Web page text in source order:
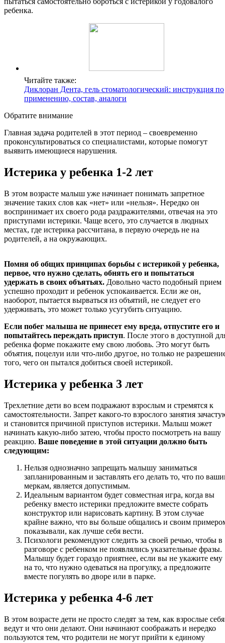
ребенка.
Читайте также:
Диклоран Дента, гель стоматологический: инструкция по
применению, состав, аналоги
Обратите внимание
Главная задача родителей в этот период – своевременно
проконсультироваться со специалистами, которые помогут
выявить имеющиеся нарушения.
Истерика у ребенка 1-2 лет
В этом возрасте малыш уже начинает понимать запретное
значение таких слов как «нет» или «нельзя». Нередко он
воспринимает их своего рода раздражителями, отвечая на это
приступами истерики. Чаще всего, это случается в людных
местах, где истерика рассчитана, в первую очередь не на
родителей, а на окружающих.
Помня об общих принципах борьбы с истерикой у ребенка,
первое, что нужно сделать, обнять его и попытаться
удержать в своих объятьях. Довольно часто подобный прием
успешно проходит и ребенок успокаивается. Если же он,
наоборот, пытается вырваться из объятий, не следует его
удерживать, это может только усугубить ситуацию.
Если побег малыша не принесет ему вреда, отпустите его и
попытайтесь переждать приступ. После этого в доступной
ребенка форме покажите ему свою любовь. Это могут быть
объятия, поцелуи или что-либо другое, но только не
того, чего он пытался добиться своей истерикой.
Истерика у ребенка 3 лет
Трехлетние дети во всем подражают взрослым и стремятся к
самостоятельности. Запрет какого-то взрослого занятия
и становится причиной приступов истерики. Малыш может
начинать какую-либо затею, чтобы просто посмотреть на вашу
реакцию. Ваше поведение в этой ситуации должно быть
следующим:
Нельзя однозначно запрещать малышу заниматься
запланированным и заставлять его делать то, что по
меркам, является допустимым.
Идеальным вариантом будет совместная игра, когда вы
ребенку вместо истерики предложите вместе собрать
конструктор или нарисовать картину. В этом случае
крайне важно, что вы больше общались и своим
показывали, как лучше себя вести.
Психологи рекомендуют следить за своей речью, чтобы в
разговоре с ребенком не появлялись указательные фразы.
Малышу будет гораздо приятнее, если вы не укажите ему
на то, что нужно одеваться на прогулку, а предложите
вместе погулять во дворе или в парке.
Истерика у ребенка 4-6 лет
В этом возрасте дети не просто следят за тем, как взрослые себя
ведут и что они делают. Они начинают соображать и нередко
пользуются тем, что родители не могут прийти к единому